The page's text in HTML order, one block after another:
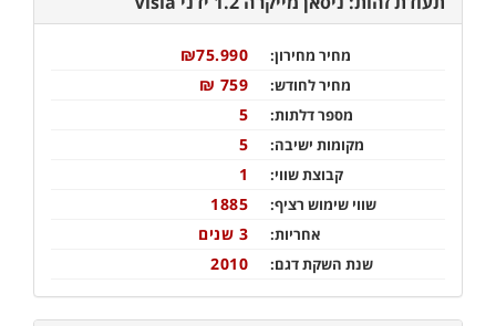
מחיר מחירון: ₪75.990
מחיר לחודש: 759 ₪
מספר דלתות: 5
מקומות ישיבה: 5
קבוצת שווי: 1
שווי שימוש רציף: 1885
אחריות: 3 שנים
שנת השקת דגם: 2010